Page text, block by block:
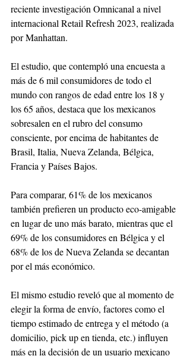
reciente investigación Omnicanal a nivel
internacional Retail Refresh 2023, realizada
por Manhattan.
El estudio, que contempló una encuesta a
más de 6 mil consumidores de todo el
mundo con rangos de edad entre los 18 y
los 65 años, destaca que los mexicanos
sobresalen en el rubro del consumo
consciente, por encima de habitantes de
Brasil, Italia, Nueva Zelanda, Bélgica,
Francia y Países Bajos.
Para comparar, 61% de los mexicanos
también prefieren un producto eco-amigable
en lugar de uno más barato, mientras que el
69% de los consumidores en Bélgica y el
68% de los de Nueva Zelanda se decantan
por el más económico.
El mismo estudio reveló que al momento de
elegir la forma de envío, factores como el
tiempo estimado de entrega y el método (a
domicilio, pick up en tienda, etc.) influyen
más en la decisión de un usuario mexicano